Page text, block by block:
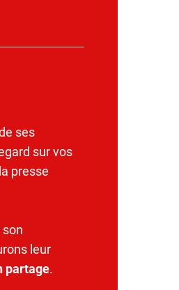
ses
sur vos
presse
son
leur
partage.